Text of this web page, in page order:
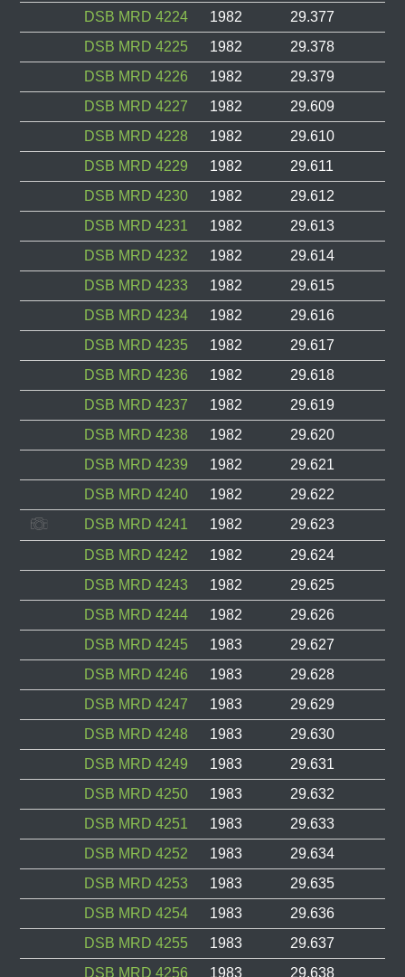
DSB MRD 4224
1982
29.377
DSB MRD 4225
1982
29.378
DSB MRD 4226
1982
29.379
DSB MRD 4227
1982
29.609
DSB MRD 4228
1982
29.610
DSB MRD 4229
1982
29.611
DSB MRD 4230
1982
29.612
DSB MRD 4231
1982
29.613
DSB MRD 4232
1982
29.614
DSB MRD 4233
1982
29.615
DSB MRD 4234
1982
29.616
DSB MRD 4235
1982
29.617
DSB MRD 4236
1982
29.618
DSB MRD 4237
1982
29.619
DSB MRD 4238
1982
29.620
DSB MRD 4239
1982
29.621
DSB MRD 4240
1982
29.622
DSB MRD 4241
1982
29.623
DSB MRD 4242
1982
29.624
DSB MRD 4243
1982
29.625
DSB MRD 4244
1982
29.626
DSB MRD 4245
1983
29.627
DSB MRD 4246
1983
29.628
DSB MRD 4247
1983
29.629
DSB MRD 4248
1983
29.630
DSB MRD 4249
1983
29.631
DSB MRD 4250
1983
29.632
DSB MRD 4251
1983
29.633
DSB MRD 4252
1983
29.634
DSB MRD 4253
1983
29.635
DSB MRD 4254
1983
29.636
DSB MRD 4255
1983
29.637
DSB MRD 4256
1983 29.638